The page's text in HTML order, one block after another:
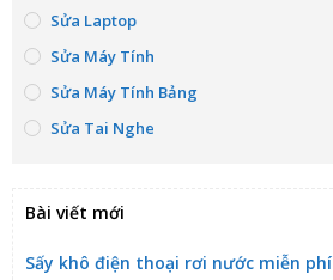
Sửa Laptop
Sửa Máy Tính
Sửa Máy Tính Bảng
Sửa Tai Nghe
Bài viết mới
Sấy khô điện thoại rơi nước miễn phí